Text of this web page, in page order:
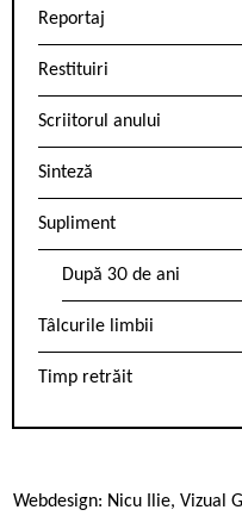
Reportaj
Restituiri
Scriitorul anului
Sinteză
Supliment
După 30 de ani
Tâlcurile limbii
Timp retrăit
Webdesign: Nicu Ilie, Vizual